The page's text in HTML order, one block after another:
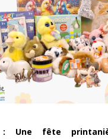
: Une fête